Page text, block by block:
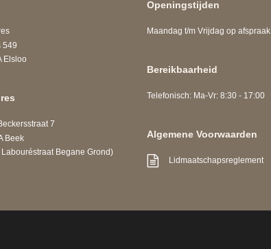
7
Begane Grond)
Openingstijden
Maandag t/m Vrijdag op afspraak
Bereikbaarheid
Telefonisch: Ma-Vr: 8:30 - 17:00
Algemene Voorwaarden
Lidmaatschapsreglement